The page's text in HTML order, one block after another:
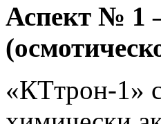
Аспект № 1
«КТтрон-1»